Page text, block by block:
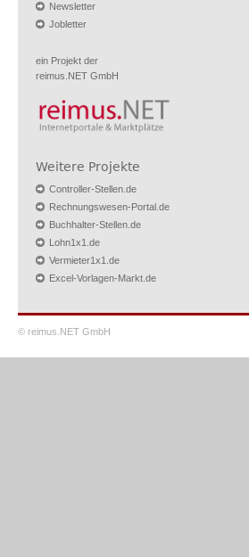
Newsletter
Jobletter
ein Projekt der
reimus.NET GmbH
Weitere Projekte
Controller-Stellen.de
Rechnungswesen-Portal.de
Buchhalter-Stellen.de
Lohn1x1.de
Vermieter1x1.de
Excel-Vorlagen-Markt.de
© reimus.NET GmbH